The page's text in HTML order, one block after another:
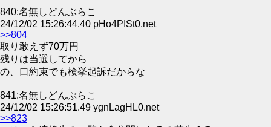
840:名無しどんぶらこ
24/12/02 15:26:44.40 pHo4PISt0.net
>>804
取り敢えず70万円
残りは当選してから
の、口約束でも検挙起訴だからな
841:名無しどんぶらこ
24/12/02 15:26:51.49 ygnLagHL0.net
>>823